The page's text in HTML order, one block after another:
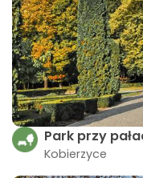
Park przy
Kobierzyce